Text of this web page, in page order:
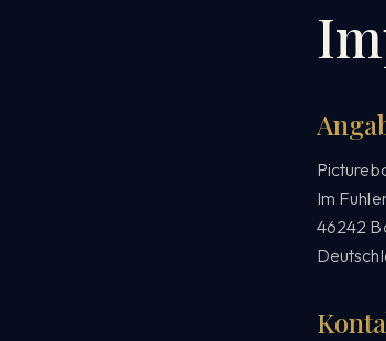
Im
46242